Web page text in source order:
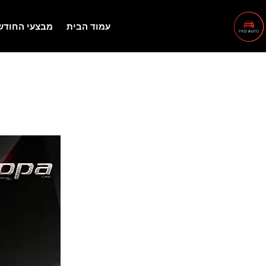
מבצעי עמוד הבית